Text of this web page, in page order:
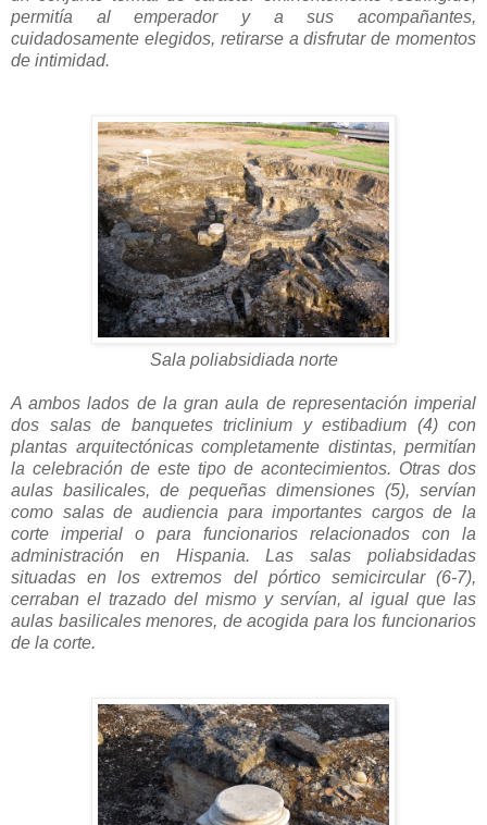
permitía al emperador y a sus acompañantes,
cuidadosamente elegidos, retirarse a disfrutar de momentos
de intimidad.
Sala poliabsidiada norte
A ambos lados de la gran aula de representación imperial
dos salas de banquetes triclinium y estibadium (4) con
plantas arquitectónicas completamente distintas, permitían
la celebración de este tipo de acontecimientos. Otras dos
aulas basilicales, de pequeñas dimensiones (5), servían
como salas de audiencia para importantes cargos de la
corte imperial o para funcionarios relacionados con la
administración en Hispania. Las salas poliabsidadas
situadas en los extremos del pórtico semicircular (6-7),
cerraban el trazado del mismo y servían, al igual que las
aulas basilicales menores, de acogida para los funcionarios
de la corte.